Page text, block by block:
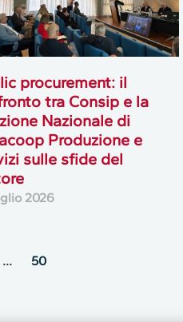
procurement: il
tra Consip e la
Nazionale di
Produzione e
sulle sfide del
2026
… 50